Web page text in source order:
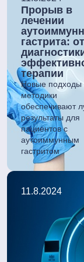
Прорыв в
лечении
гастрита: от
терапии
Новые подходы
методики
обеспечивают
результаты для
пациентов с
аутоиммунным
гастритом
11.8.2024